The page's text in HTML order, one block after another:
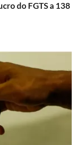
do FGTS a 138